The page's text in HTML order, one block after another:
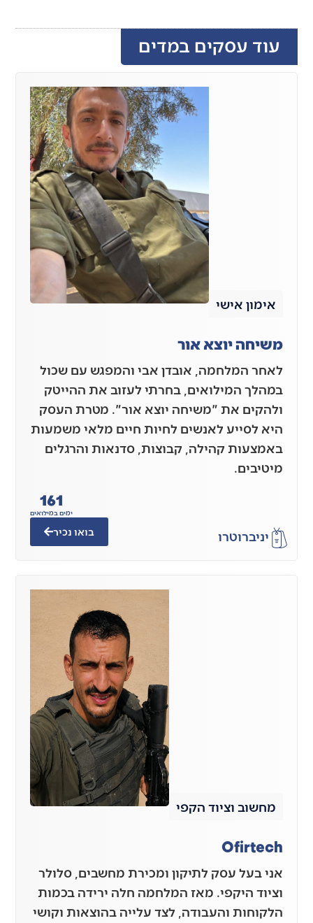
עוד עסקים במדים
אימון אישי
משיחה יוצא אור
לאחר המלחמה, אובדן אבי והמפגש עם שכול
במהלך המילואים, בחרתי לעזוב את ההייטק
ולהקים את "משיחה יוצא אור". מטרת העסק
היא לסייע לאנשים לחיות חיים מלאי משמעות
באמצעות קהילה, קבוצות, סדנאות והרגלים
מיטיבים.
יניברוטרו
ימים במילואים
161
בואו נכיר
מחשוב וציוד הקפי
Ofirtech
אני בעל עסק לתיקון ומכירת מחשבים, סלולר
וציוד היקפי. מאז המלחמה חלה ירידה בכמות
הלקוחות והעבודה, לצד עלייה בהוצאות וקושי